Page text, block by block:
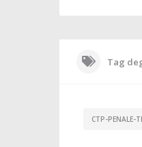
Tag
CTP-PENALE-